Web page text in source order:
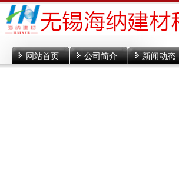
网站首页 公司简介 新闻动态